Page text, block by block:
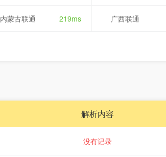
内蒙古联通 219ms 广西联通
解析内容
没有记录